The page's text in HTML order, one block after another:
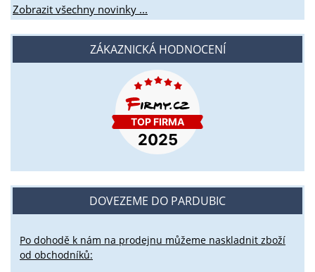
Zobrazit všechny novinky ...
ZÁKAZNICKÁ HODNOCENÍ
DOVEZEME DO PARDUBIC
Po dohodě k nám na prodejnu můžeme naskladnit zboží
od obchodníků: